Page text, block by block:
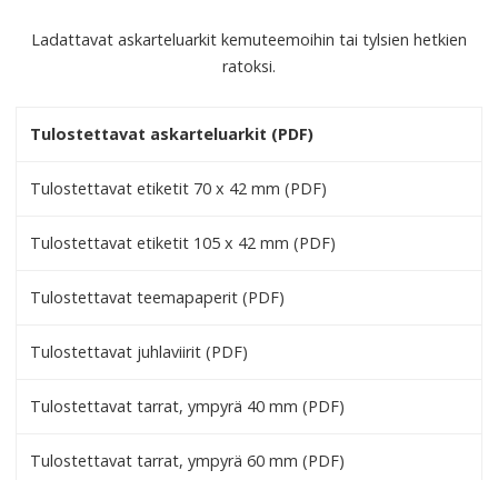
Ladattavat askarteluarkit kemuteemoihin tai tylsien hetkien
ratoksi.
Tulostettavat askarteluarkit (PDF)
Tulostettavat etiketit 70 x 42 mm (PDF)
Tulostettavat etiketit 105 x 42 mm (PDF)
Tulostettavat teemapaperit (PDF)
Tulostettavat juhlaviirit (PDF)
Tulostettavat tarrat, ympyrä 40 mm (PDF)
Tulostettavat tarrat, ympyrä 60 mm (PDF)